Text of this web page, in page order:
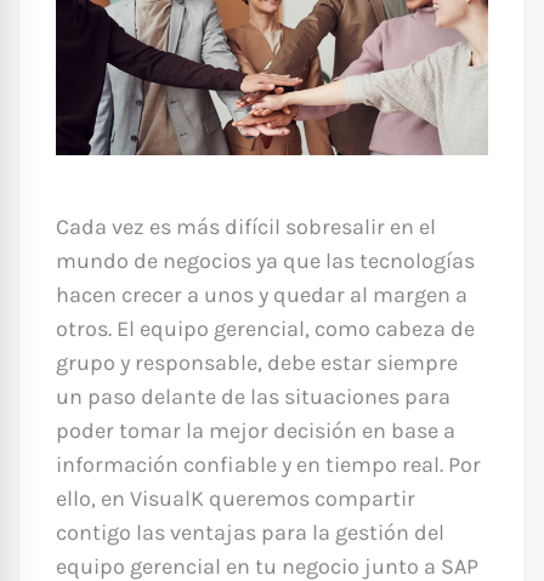
Cada vez es más difícil sobresalir en el
mundo de negocios ya que las tecnologías
hacen crecer a unos y quedar al margen a
otros. El equipo gerencial, como cabeza de
grupo y responsable, debe estar siempre
un paso delante de las situaciones para
poder tomar la mejor decisión en base a
información confiable y en tiempo real. Por
ello, en VisualK queremos compartir
contigo las ventajas para la gestión del
equipo gerencial en tu negocio junto a SAP